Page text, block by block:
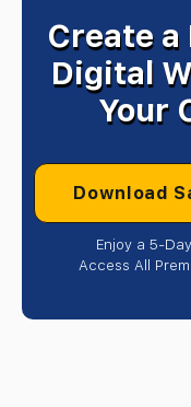
Create
Digital
Your
Download
Enjoy a 5-
Access All